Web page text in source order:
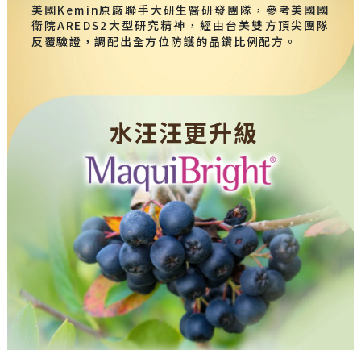
美國Kemin原廠聯手大研生醫研發團隊，參考美國國
衛院AREDS2大型研究精神，經由台美雙方頂尖團隊
反覆驗證，調配出全方位防護的晶鑽比例配方。
水汪汪更升級